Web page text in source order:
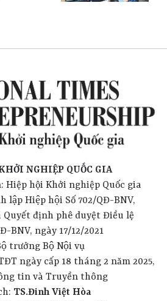
NGHIỆP QUỐC GIA
Hiệp hội Khởi nghiệp Quốc gia
lập Hiệp hội Số 702/QĐ-BNV,
Quyết định phê duyệt Điều lệ
BNV, ngày 17/12/2021
trưởng Bộ Nội vụ
ngày cấp 18 tháng 2 năm 2025,
tin và Truyền thông
TS.Đinh Việt Hòa